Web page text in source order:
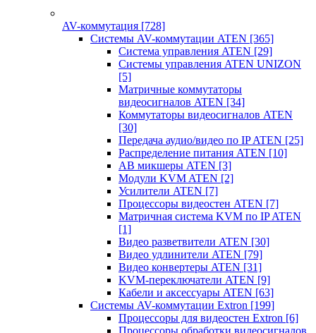
AV-коммутация [728]
Системы AV-коммутации ATEN [365]
Система управления ATEN [29]
Системы управления ATEN UNIZON
[5]
Матричные коммутаторы
видеосигналов ATEN [34]
Коммутаторы видеосигналов ATEN
[30]
Передача аудио/видео по IP ATEN [25]
Распределение питания ATEN [10]
АВ микшеры ATEN [3]
Модули KVM ATEN [2]
Усилители ATEN [7]
Процессоры видеостен ATEN [7]
Матричная система KVM по IP ATEN
[1]
Видео разветвители ATEN [30]
Видео удлинители ATEN [79]
Видео конвертеры ATEN [31]
KVM-переключатели ATEN [9]
Кабели и аксессуары ATEN [63]
Системы AV-коммутации Extron [199]
Процессоры для видеостен Extron [6]
Процессоры обработки видеосигналов